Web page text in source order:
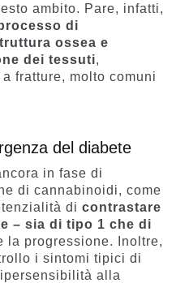
ambito. Pare, infatti,
di
ossea e
dei tessuti,
fratture, molto comuni
del diabete
in fase di
di cannabinoidi, come
di contrastare
– sia di tipo 1 che di
la progressione. Inoltre,
i sintomi tipici di
alla